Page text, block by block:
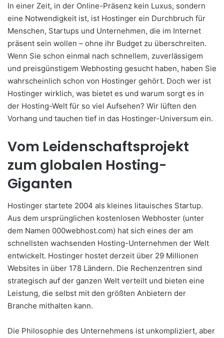
In einer Zeit, in der Online-Präsenz kein Luxus, sondern
eine Notwendigkeit ist, ist Hostinger ein Durchbruch für
Menschen, Startups und Unternehmen, die im Internet
präsent sein wollen – ohne ihr Budget zu überschreiten.
Wenn Sie schon einmal nach schnellem, zuverlässigem
und preisgünstigem Webhosting gesucht haben, haben Sie
wahrscheinlich schon von Hostinger gehört. Doch wer ist
Hostinger wirklich, was bietet es und warum sorgt es in
der Hosting-Welt für so viel Aufsehen? Wir lüften den
Vorhang und tauchen tief in das Hostinger-Universum ein.
Vom Leidenschaftsprojekt
zum globalen Hosting-
Giganten
Hostinger startete 2004 als kleines litauisches Startup.
Aus dem ursprünglichen kostenlosen Webhoster (unter
dem Namen 000webhost.com) hat sich eines der am
schnellsten wachsenden Hosting-Unternehmen der Welt
entwickelt. Hostinger hostet derzeit über 29 Millionen
Websites in über 178 Ländern. Die Rechenzentren sind
strategisch auf der ganzen Welt verteilt und bieten eine
Leistung, die selbst mit den größten Anbietern der
Branche mithalten kann.
Die Philosophie des Unternehmens ist unkompliziert, aber